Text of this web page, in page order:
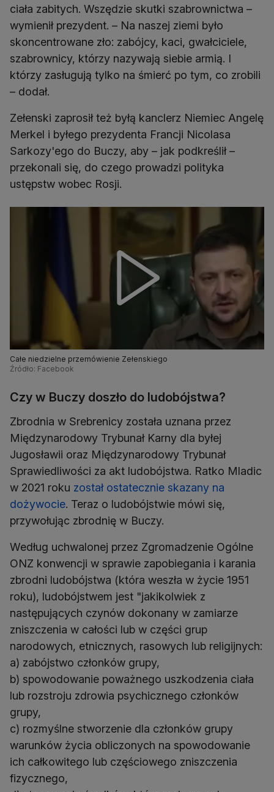
ciała zabitych. Wszędzie skutki szabrownictwa –
wymienił prezydent. – Na naszej ziemi było
skoncentrowane zło: zabójcy, kaci, gwałciciele,
szabrownicy, którzy nazywają siebie armią. I
którzy zasługują tylko na śmierć po tym, co zrobili
– dodał.
Zełenski zaprosił też byłą kanclerz Niemiec Angelę
Merkel i byłego prezydenta Francji Nicolasa
Sarkozy'ego do Buczy, aby – jak podkreślił –
przekonali się, do czego prowadzi polityka
ustępstw wobec Rosji.
Całe niedzielne przemówienie Zełenskiego
Źródło: Facebook
Czy w Buczy doszło do ludobójstwa?
Zbrodnia w Srebrenicy została uznana przez
Międzynarodowy Trybunał Karny dla byłej
Jugosławii oraz Międzynarodowy Trybunał
Sprawiedliwości za akt ludobójstwa. Ratko Mladic
w 2021 roku został ostatecznie skazany na
dożywocie. Teraz o ludobójstwie mówi się,
przywołując zbrodnię w Buczy.
Według uchwalonej przez Zgromadzenie Ogólne
ONZ konwencji w sprawie zapobiegania i karania
zbrodni ludobójstwa (która weszła w życie 1951
roku), ludobójstwem jest "jakikolwiek z
następujących czynów dokonany w zamiarze
zniszczenia w całości lub w części grup
narodowych, etnicznych, rasowych lub religijnych:
a) zabójstwo członków grupy,
b) spowodowanie poważnego uszkodzenia ciała
lub rozstroju zdrowia psychicznego członków
grupy,
c) rozmyślne stworzenie dla członków grupy
warunków życia obliczonych na spowodowanie
ich całkowitego lub częściowego zniszczenia
fizycznego,